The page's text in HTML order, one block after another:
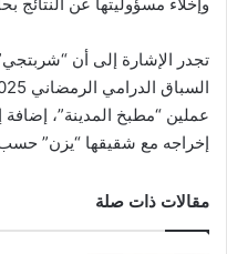
تجدر الإشارة إلى أن
عملين “مطبخ المدينة”، إضافة
إخراجه مع شقيقها “يزن”
مقالات ذات صلة